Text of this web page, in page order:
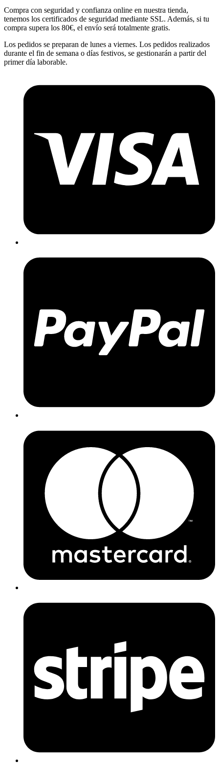
Compra con seguridad y confianza online en nuestra tienda,
tenemos los certificados de seguridad mediante SSL. Además, si tu
compra supera los 80€, el envío será totalmente gratis.
Los pedidos se preparan de lunes a viernes. Los pedidos realizados
durante el fin de semana o días festivos, se gestionarán a partir del
primer día laborable.